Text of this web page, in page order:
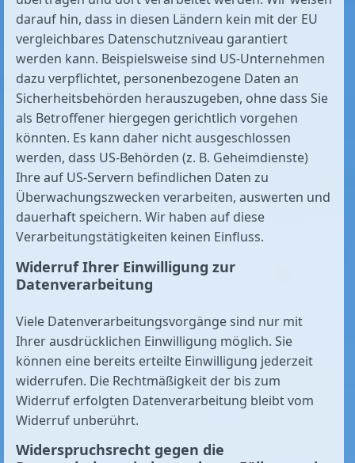
darauf hin, dass in diesen Ländern kein mit der EU
vergleichbares Datenschutzniveau garantiert
werden kann. Beispielsweise sind US-Unternehmen
dazu verpflichtet, personenbezogene Daten an
Sicherheitsbehörden herauszugeben, ohne dass Sie
als Betroffener hiergegen gerichtlich vorgehen
könnten. Es kann daher nicht ausgeschlossen
werden, dass US-Behörden (z. B. Geheimdienste)
Ihre auf US-Servern befindlichen Daten zu
Überwachungszwecken verarbeiten, auswerten und
dauerhaft speichern. Wir haben auf diese
Verarbeitungstätigkeiten keinen Einfluss.
Widerruf Ihrer Einwilligung zur
Datenverarbeitung
Viele Datenverarbeitungsvorgänge sind nur mit
Ihrer ausdrücklichen Einwilligung möglich. Sie
können eine bereits erteilte Einwilligung jederzeit
widerrufen. Die Rechtmäßigkeit der bis zum
Widerruf erfolgten Datenverarbeitung bleibt vom
Widerruf unberührt.
Widerspruchsrecht gegen die